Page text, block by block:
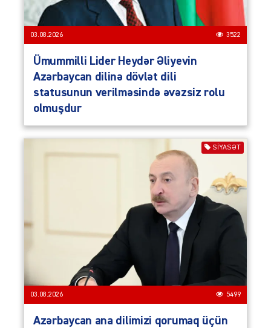
03.08.2026 3522
Ümummilli Lider Heydər Əliyevin
Azərbaycan dilinə dövlət dili
statusunun verilməsində əvəzsiz rolu
olmuşdur
SIYASƏT
03.08.2026 5499
Azərbaycan ana dilimizi qorumaq üçün